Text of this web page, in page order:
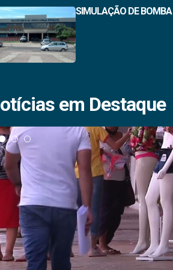
SIMULAÇÃO DE BOMBA
em Destaque